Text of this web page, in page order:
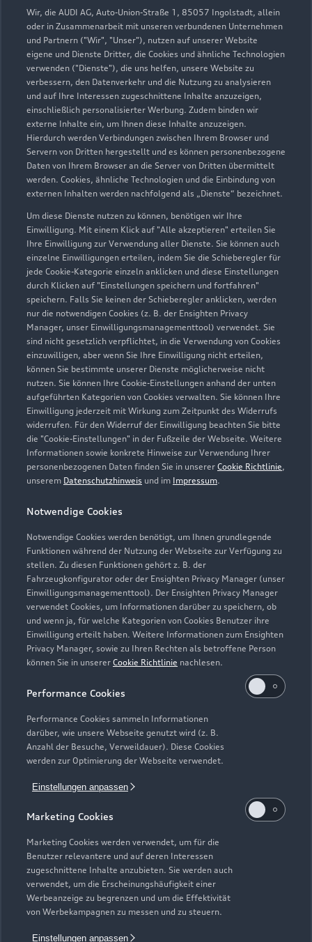
Wir, die AUDI AG, Auto-Union-Straße 1, 85057 Ingolstadt, allein
oder in Zusammenarbeit mit unseren verbundenen Unternehmen
und Partnern ("Wir", "Unser"), nutzen auf unserer Website
eigene und Dienste Dritter, die Cookies und ähnliche Technologien
verwenden ("Dienste"), die uns helfen, unsere Website zu
verbessern, den Datenverkehr und die Nutzung zu analysieren
und auf Ihre Interessen zugeschnittene Inhalte anzuzeigen,
einschließlich personalisierter Werbung. Zudem binden wir
externe Inhalte ein, um Ihnen diese Inhalte anzuzeigen.
Hierdurch werden Verbindungen zwischen Ihrem Browser und
Servern von Dritten hergestellt und es können personenbezogene
Daten von Ihrem Browser an die Server von Dritten übermittelt
werden. Cookies, ähnliche Technologien und die Einbindung von
externen Inhalten werden nachfolgend als „Dienste“ bezeichnet.
Um diese Dienste nutzen zu können, benötigen wir Ihre
Einwilligung. Mit einem Klick auf "Alle akzeptieren" erteilen Sie
Ihre Einwilligung zur Verwendung aller Dienste. Sie können auch
einzelne Einwilligungen erteilen, indem Sie die Schieberegler für
jede Cookie-Kategorie einzeln anklicken und diese Einstellungen
durch Klicken auf "Einstellungen speichern und fortfahren"
speichern. Falls Sie keinen der Schieberegler anklicken, werden
nur die notwendigen Cookies (z. B. der Ensighten Privacy
Manager, unser Einwilligungsmanagementtool) verwendet. Sie
sind nicht gesetzlich verpflichtet, in die Verwendung von Cookies
einzuwilligen, aber wenn Sie Ihre Einwilligung nicht erteilen,
können Sie bestimmte unserer Dienste möglicherweise nicht
nutzen. Sie können Ihre Cookie-Einstellungen anhand der unten
aufgeführten Kategorien von Cookies verwalten. Sie können Ihre
Einwilligung jederzeit mit Wirkung zum Zeitpunkt des Widerrufs
widerrufen. Für den Widerruf der Einwilligung beachten Sie bitte
die "Cookie-Einstellungen" in der Fußzeile der Webseite. Weitere
Informationen sowie konkrete Hinweise zur Verwendung Ihrer
personenbezogenen Daten finden Sie in unserer Cookie Richtlinie,
unserem Datenschutzhinweis und im Impressum.
Notwendige Cookies
Notwendige Cookies werden benötigt, um Ihnen grundlegende
Funktionen während der Nutzung der Webseite zur Verfügung zu
stellen. Zu diesen Funktionen gehört z. B. der
Fahrzeugkonfigurator oder der Ensighten Privacy Manager (unser
Einwilligungsmanagementtool). Der Ensighten Privacy Manager
verwendet Cookies, um Informationen darüber zu speichern, ob
und wenn ja, für welche Kategorien von Cookies Benutzer ihre
Einwilligung erteilt haben. Weitere Informationen zum Ensighten
Privacy Manager, sowie zu Ihren Rechten als betroffene Person
können Sie in unserer Cookie Richtlinie nachlesen.
Performance Cookies
Performance Cookies sammeln Informationen
darüber, wie unsere Webseite genutzt wird (z. B.
Anzahl der Besuche, Verweildauer). Diese Cookies
werden zur Optimierung der Webseite verwendet.
Einstellungen anpassen
Marketing Cookies
Marketing Cookies werden verwendet, um für die
Benutzer relevantere und auf deren Interessen
zugeschnittene Inhalte anzubieten. Sie werden auch
verwendet, um die Erscheinungshäufigkeit einer
Werbeanzeige zu begrenzen und um die Effektivität
von Werbekampagnen zu messen und zu steuern.
Einstellungen anpassen
Teile- & Zubehörverkauf
Geöffnet bis17:30
24-Stunden Notdienst erreichbar unter Tel.: 02233
Zur Reparatur
Zur Inspektion
Zurück nach oben
Modelle
Elektromodelle
Plug-in-Hybride
Neuwagensuche
Gebrauchtwagensuche
Geschäftskunden
Service & Zubehör
Saisonale Angebote
Audi Services
Garantie
Audi digital services
myAudi
Support
Audi Code
Häufige Fragen (FAQ)
Audi Online Beratung
Über Audi
Unternehmen
Karriere
Investor Relations
© 2026 AUDI AG. Alle Rechte vorbehalten
Impressum Rechtliches